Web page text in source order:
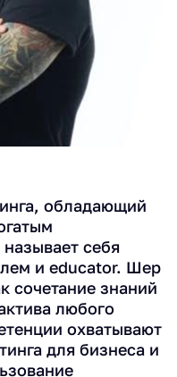
обладающий
себя
и educator. Шер
сочетание знаний
любого
охватывают
для бизнеса и